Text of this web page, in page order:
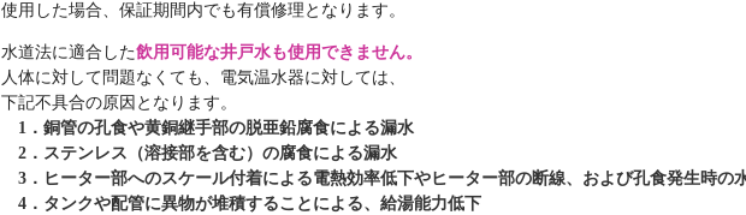
使用した場合、保証期間内でも有償修理となります。
水道法に適合した飲用可能な井戸水も使用できません。
人体に対して問題なくても、電気温水器に対しては、
下記不具合の原因となります。
1．銅管の孔食や黄銅継手部の脱亜鉛腐食による漏水
2．ステンレス（溶接部を含む）の腐食による漏水
3．ヒーター部へのスケール付着による電熱効率低下やヒーター部の断線、および孔食発生時の
4．タンクや配管に異物が堆積することによる、給湯能力低下